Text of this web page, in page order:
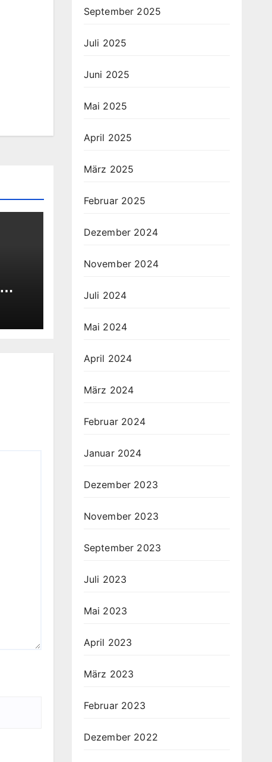
September 2025
Juli 2025
Juni 2025
Mai 2025
April 2025
März 2025
Februar 2025
Dezember 2024
November 2024
Juli 2024
Mai 2024
April 2024
März 2024
Februar 2024
Januar 2024
Dezember 2023
November 2023
September 2023
Juli 2023
Mai 2023
April 2023
März 2023
Februar 2023
Dezember 2022